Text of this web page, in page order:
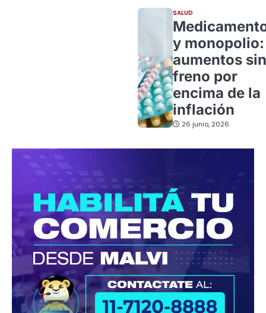
SALUD
y monopolio:
aumentos sin
freno por
encima de la
inflación
26 junio, 2026